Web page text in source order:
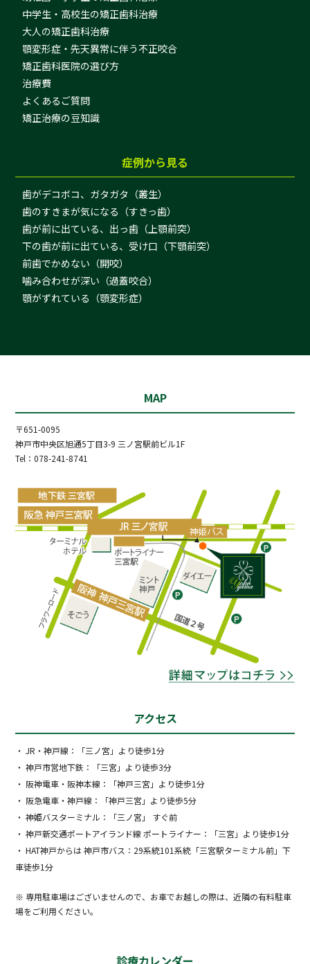
中学生・高校生の矯正歯科治療
大人の矯正歯科治療
顎変形症・先天異常に伴う不正咬合
矯正歯科医院の選び方
治療費
よくあるご質問
矯正治療の豆知識
症例から見る
歯がデコボコ、ガタガタ（叢生）
歯のすきまが気になる（すきっ歯）
歯が前に出ている、出っ歯（上顎前突）
下の歯が前に出ている、受け口（下顎前突）
前歯でかめない（開咬）
噛み合わせが深い（過蓋咬合）
顎がずれている（顎変形症）
MAP
〒651-0095
神戸市中央区旭通5丁目3-9 三ノ宮駅前ビル1F
Tel：078-241-8741
アクセス
・ JR・神戸線：「三ノ宮」より徒歩1分
・ 神戸市営地下鉄：「三宮」より徒歩3分
・ 阪神電車・阪神本線：「神戸三宮」より徒歩1分
・ 阪急電車・神戸線：「神戸三宮」より徒歩5分
・ 神姫バスターミナル：「三ノ宮」 すぐ前
・ 神戸新交通ポートアイランド線 ポートライナー：「三宮」より徒歩1分
・ HAT神戸からは 神戸市バス：29系統101系統「三宮駅ターミナル前」下
車徒歩1分
※ 専用駐車場はございませんので、お車でお越しの際は、近隣の有料駐車
場をご利用ください。